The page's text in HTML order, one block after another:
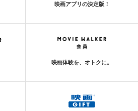
映画アプリの決定版！
映画体験を、オトクに。